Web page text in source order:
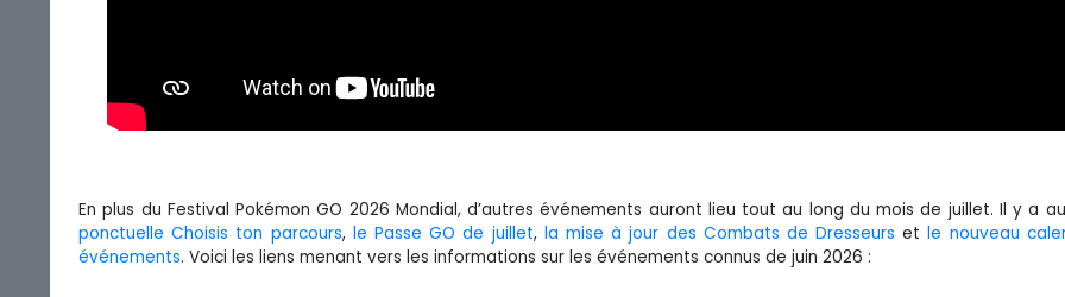
En plus du Festival Pokémon GO 2026 Mondial, d’autres événements auront lieu tout au long du mois de juillet. Il y a
ponctuelle Choisis ton parcours, le Passe GO de juillet, la mise à jour des Combats de Dresseurs etle nouveau
événements. Voici les liens menant vers les informations sur les événements connus de juin 2026 :